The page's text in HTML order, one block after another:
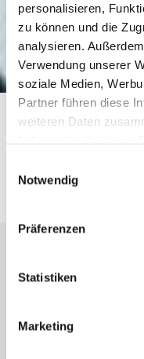
personalisieren,
zu können und die
analysieren.
Verwendung unserer
soziale Medien,
Partner führen diese
weiteren Daten
Notwendig
Präferenzen
Statistiken
Marketing
SÉANCE
Journée
2027
Save the